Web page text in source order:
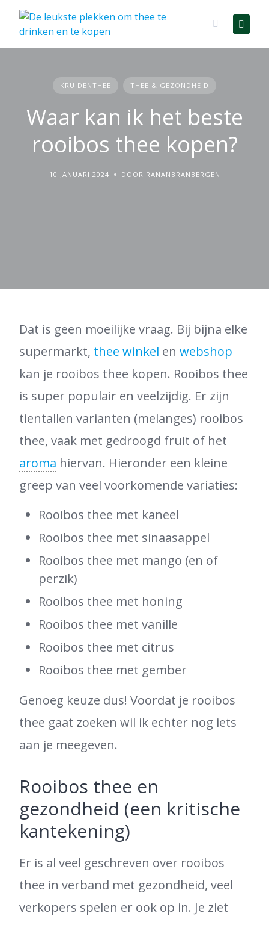
content
KRUIDENTHEE THEE & GEZONDHEID
Waar kan ik het beste
rooibos thee kopen?
10 JANUARI 2024 DOOR RANANBRANBERGEN
Dat is geen moeilijke vraag. Bij bijna elke
supermarkt, thee winkel en webshop
kan je rooibos thee kopen. Rooibos thee
is super populair en veelzijdig. Er zijn
tientallen varianten (melanges) rooibos
thee, vaak met gedroogd fruit of het
aroma hiervan. Hieronder een kleine
greep van veel voorkomende variaties:
Rooibos thee met kaneel
Rooibos thee met sinaasappel
Rooibos thee met mango (en of
perzik)
Rooibos thee met honing
Rooibos thee met vanille
Rooibos thee met citrus
Rooibos thee met gember
Genoeg keuze dus! Voordat je rooibos
thee gaat zoeken wil ik echter nog iets
aan je meegeven.
Rooibos thee en
gezondheid (een kritische
kantekening)
Er is al veel geschreven over rooibos
thee in verband met gezondheid, veel
verkopers spelen er ook op in. Je ziet